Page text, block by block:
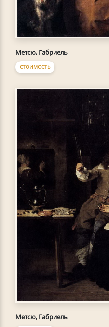
Метсю, Габриель
СТОИМОСТЬ
Метсю, Габриель